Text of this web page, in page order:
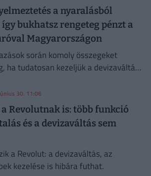
a nyaralásból
bukhatsz rengeteg pénzt a
Magyarországon
során komoly összegeket
ha tudatosan kezeljük a devizaváltást
30. 11:06
Revolutnak is: több funkció
és a devizaváltás sem
a Revolut: a devizaváltás, az
kezelése is hibára futhat.